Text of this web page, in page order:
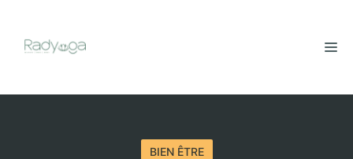
contenu
BIEN ÊTRE